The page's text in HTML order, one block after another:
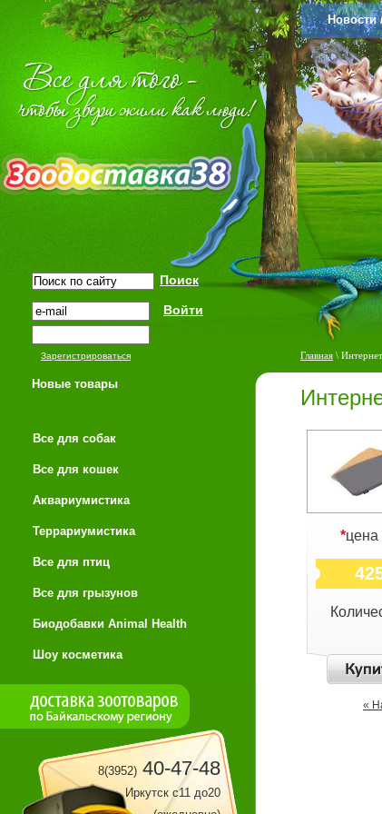
Новости
Новые товары
Все для собак
Все для кошек
Аквариумистика
Террариумистика
Все для птиц
Все для грызунов
Биодобавки Animal Health
Шоу косметика
Главная \
*цена
«
8(3952) 40-47-48
Иркутск с11 до20
Зарегистрироваться